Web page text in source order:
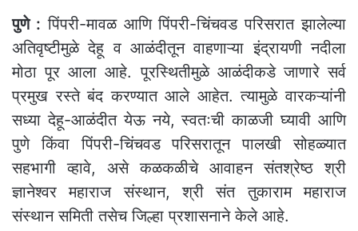
पुणे : पिंपरी-मावळ आणि पिंपरी-चिंचवड परिसरात झालेल्या
अतिवृष्टीमुळे देहू व आळंदीतून वाहणाऱ्या इंद्रायणी नदीला
मोठा पूर आला आहे. पूरस्थितीमुळे आळंदीकडे जाणारे सर्व
प्रमुख रस्ते बंद करण्यात आले आहेत. त्यामुळे वारकऱ्यांनी
सध्या देहू-आळंदीत येऊ नये, स्वतःची काळजी घ्यावी आणि
पुणे किंवा पिंपरी-चिंचवड परिसरातून पालखी सोहळ्यात
सहभागी व्हावे, असे कळकळीचे आवाहन संतश्रेष्ठ श्री
ज्ञानेश्वर महाराज संस्थान, श्री संत तुकाराम महाराज
संस्थान समिती तसेच जिल्हा प्रशासनाने केले आहे.